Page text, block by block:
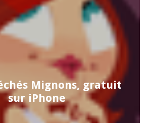
Mignons, gratuit
sur iPhone